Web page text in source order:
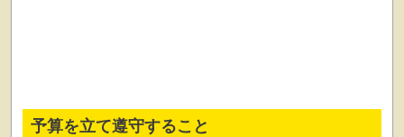
予算を立て遵守すること